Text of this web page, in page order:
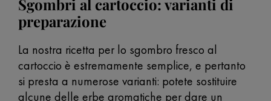
Sgombri al cartoccio: varianti di
preparazione
La nostra ricetta per lo sgombro fresco al
cartoccio è estremamente semplice, e pertanto
si presta a numerose varianti: potete sostituire
alcune delle erbe aromatiche per dare un